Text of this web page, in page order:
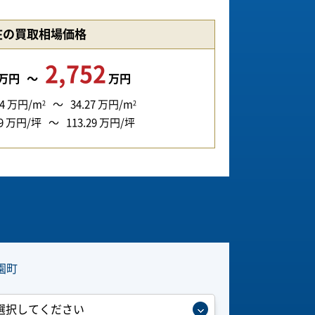
の買取相場価格
円 2,752 万円
万円/m2 34.27 万円/m2
万円/坪 113.29 万円/坪
町